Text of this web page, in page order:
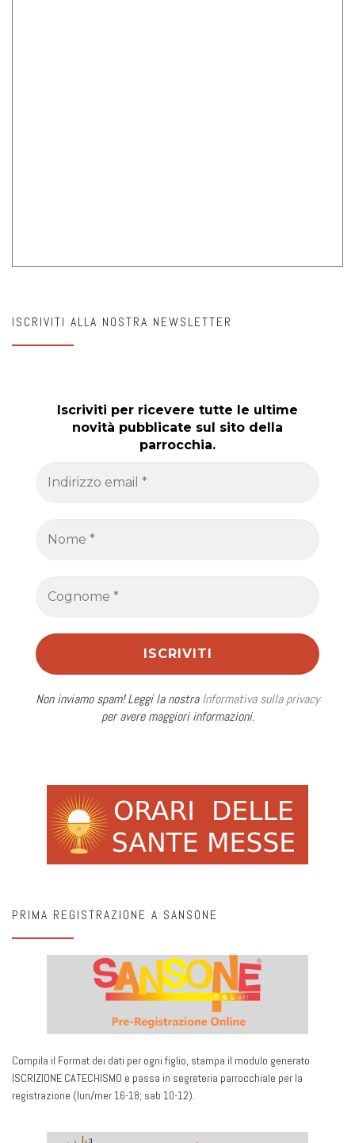
ISCRIVITI ALLA NOSTRA NEWSLETTER
Iscriviti per ricevere tutte le ultime
novità pubblicate sul sito della
parrocchia.
Non inviamo spam! Leggi la nostraInformativa sulla privacy
per avere maggiori informazioni.
PRIMA REGISTRAZIONE A SANSONE
Compila il Format dei dati per ogni figlio, stampa il modulo generato
ISCRIZIONE CATECHISMO e passa in segreteria parrocchiale per la
registrazione (lun/mer 16-18; sab 10-12).